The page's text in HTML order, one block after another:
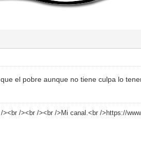
el pobre aunque no tiene culpa lo
><br /><br /><br />Mi canal.<br />https://